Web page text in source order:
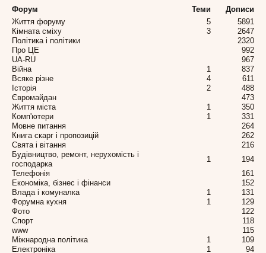
Форум Теми
Дописи
Життя форуму
5
5891
Кімната сміху
3
2647
Політика і політики
2320
Про ЦЕ
992
UA-RU
967
Війна
1
837
Всяке різне
4
611
Історія
2
488
Євромайдан
473
Життя міста
1
350
Комп'ютери
1
331
Мовне питання
264
Книга скарг і пропозицій
262
Свята і вітання
216
Будівництво, ремонт, нерухомість і
господарка
1
194
Телефонія
161
Економіка, бізнес і фінанси
152
Влада і комуналка
1
131
Форумна кухня
1
129
Фото
122
Спорт
118
www
115
Міжнародна політика
1
109
Електроніка
1
94